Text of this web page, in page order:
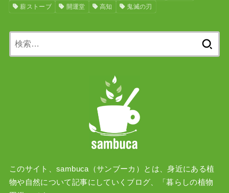
薪ストーブ
開運堂 高知 鬼滅の刃
このサイト、sambuca（サンブーカ）とは、身近にある植
物や自然について記事にしていくブログ、「暮らしの植物